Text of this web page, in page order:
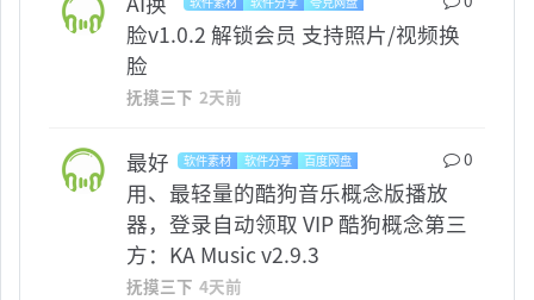
脸v1.0.2 解锁会员 支持照片/视频换
脸
抚摸三下 2天前
软件素材 软件分享 百度网盘 0
最好
用、最轻量的酷狗音乐概念版播放
器，登录自动领取 VIP 酷狗概念第三
方：KA Music v2.9.3
抚摸三下 4天前